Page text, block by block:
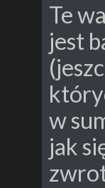
Te
jest
w
jak